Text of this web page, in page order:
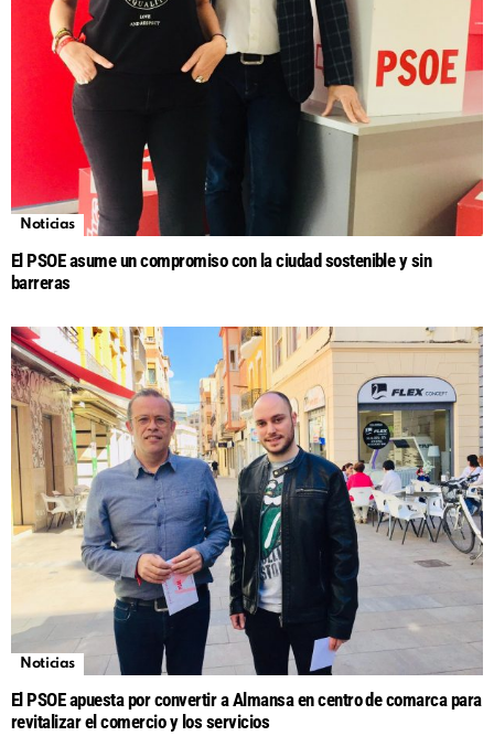
Noticias
El PSOE asume un compromiso con la ciudad sostenible y sin
barreras
Noticias
El PSOE apuesta por convertir a Almansa en centro de comarca para
revitalizar el comercio y los servicios